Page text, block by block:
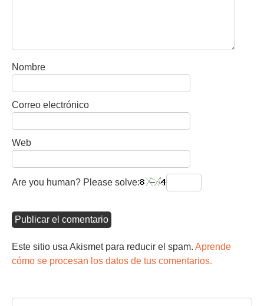
Nombre
Correo electrónico
Web
Are you human? Please solve:
Este sitio usa Akismet para reducir el spam. Aprende
cómo se procesan los datos de tus comentarios.